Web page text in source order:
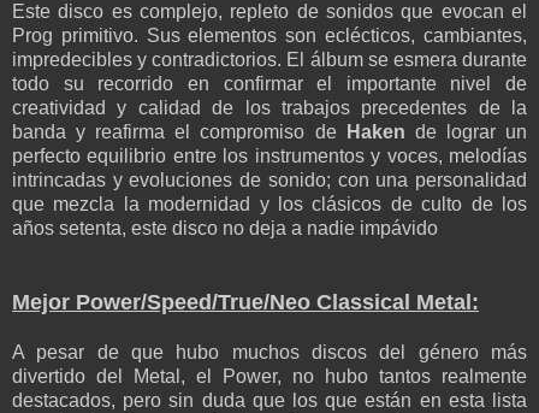
Este disco es complejo, repleto de sonidos que evocan el
Prog primitivo. Sus elementos son eclécticos, cambiantes,
impredecibles y contradictorios. El álbum se esmera durante
todo su recorrido en confirmar el importante nivel de
creatividad y calidad de los trabajos precedentes de la
banda y reafirma el compromiso de
Haken de lograr un
perfecto equilibrio entre los instrumentos y voces, melodías
intrincadas y evoluciones de sonido; con una personalidad
que mezcla la modernidad y los clásicos de culto de los
años setenta, este disco no deja a nadie impávido
Mejor Power/Speed/True/Neo Classical Metal:
A pesar de que hubo muchos discos del género más
divertido del Metal, el Power, no hubo tantos realmente
destacados, pero sin duda que los que están en esta lista